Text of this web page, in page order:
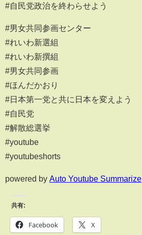
#自民党政治を終わらせよう
#男女共同参画センター
#れいわ新選組
#れいわ新撰組
#男女共同参画
#ほんだかおり
#日本第一党と共に日本を変えよう
#自民党
#解散総選挙
#youtube
#youtubeshorts
powered by Auto Youtube Summarize
共有:
Facebook X